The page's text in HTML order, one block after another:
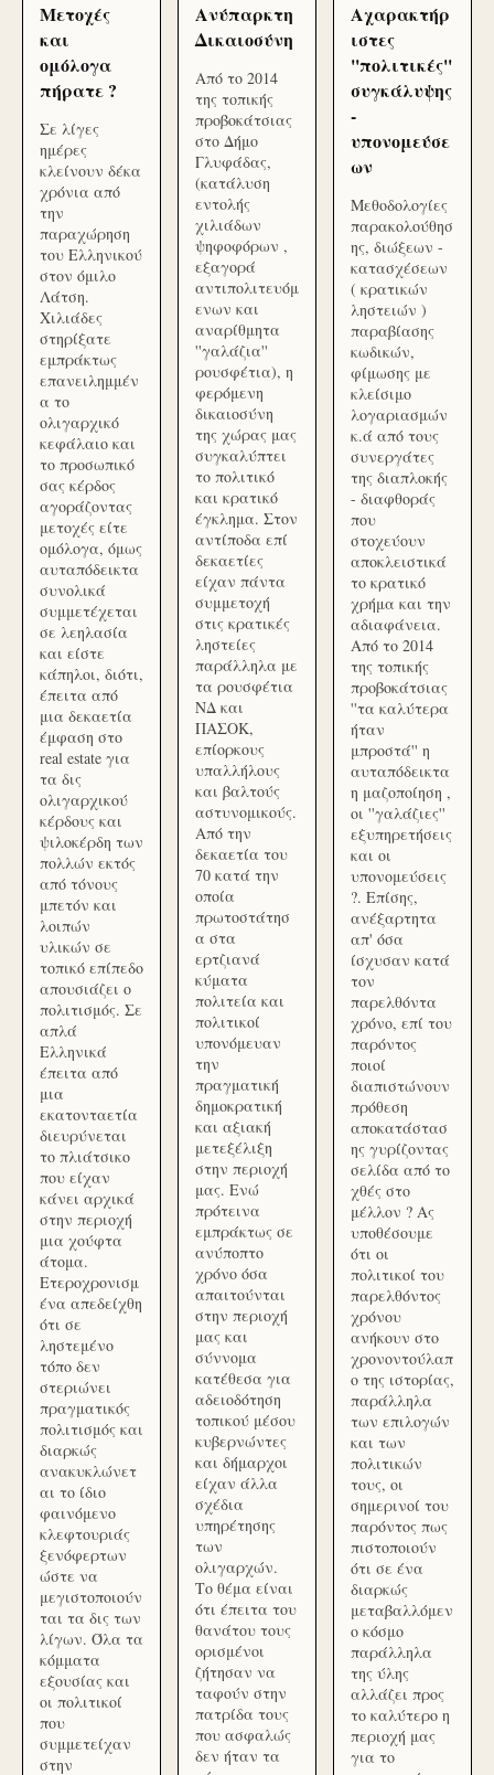
Μετοχές
και
ομόλογα
πήρατε ?
Σε λίγες
ημέρες
κλείνουν δέκα
χρόνια από
την
παραχώρηση
του Ελληνικού
στον όμιλο
Λάτση.
Χιλιάδες
στηρίξατε
εμπράκτως
επανειλημμέν
α το
ολιγαρχικό
κεφάλαιο και
το προσωπικό
σας κέρδος
αγοράζοντας
μετοχές είτε
ομόλογα, όμως
αυταπόδεικτα
συνολικά
συμμετέχεται
σε λεηλασία
και είστε
κάπηλοι, διότι,
έπειτα από
μια δεκαετία
έμφαση στο
real estate για
τα δις
ολιγαρχικού
κέρδους και
ψιλοκέρδη των
πολλών εκτός
από τόνους
μπετόν και
λοιπών
υλικών σε
τοπικό επίπεδο
απουσιάζει ο
πολιτισμός. Σε
απλά
Ελληνικά
έπειτα από
μια
εκατονταετία
διευρύνεται
το πλιάτσικο
που είχαν
κάνει αρχικά
στην περιοχή
μια χούφτα
άτομα.
Ετεροχρονισμ
ένα απεδείχθη
ότι σε
ληστεμένο
τόπο δεν
στεριώνει
πραγματικός
πολιτισμός και
διαρκώς
ανακυκλώνετ
αι το ίδιο
φαινόμενο
κλεφτουριάς
ξενόφερτων
ώστε να
μεγιστοποιούν
ται τα δις των
λίγων. Όλα τα
κόμματα
εξουσίας και
οι πολιτικοί
που
συμμετείχαν
στην
Ανύπαρκτη
Δικαιοσύνη
Από το 2014
της τοπικής
προβοκάτσιας
στο Δήμο
Γλυφάδας,
(κατάλυση
εντολής
χιλιάδων
ψηφοφόρων ,
εξαγορά
αντιπολιτευόμ
ενων και
αναρίθμητα
''γαλάζια''
ρουσφέτια), η
φερόμενη
δικαιοσύνη
της χώρας μας
συγκαλύπτει
το πολιτικό
και κρατικό
έγκλημα. Στον
αντίποδα επί
δεκαετίες
είχαν πάντα
συμμετοχή
στις κρατικές
ληστείες
παράλληλα με
τα ρουσφέτια
ΝΔ και
ΠΑΣΟΚ,
επίορκους
υπαλλήλους
και βαλτούς
αστυνομικούς.
Από την
δεκαετία του
70 κατά την
οποία
πρωτοστάτησ
α στα
ερτζιανά
κύματα
πολιτεία και
πολιτικοί
υπονόμευαν
την
πραγματική
δημοκρατική
και αξιακή
μετεξέλιξη
στην περιοχή
μας. Ενώ
πρότεινα
εμπράκτως σε
ανύποπτο
χρόνο όσα
απαιτούνται
στην περιοχή
μας και
σύννομα
κατέθεσα για
αδειοδότηση
τοπικού μέσου
κυβερνώντες
και δήμαρχοι
είχαν άλλα
σχέδια
υπηρέτησης
των
ολιγαρχών.
Το θέμα είναι
ότι έπειτα του
θανάτου τους
ορισμένοι
ζήτησαν να
ταφούν στην
πατρίδα τους
που ασφαλώς
δεν ήταν τα
Αχαρακτήρ
ιστες
''πολιτικές''
συγκάλυψης
-
υπονομεύσε
ων
Μεθοδολογίες
παρακολούθησ
ης, διώξεων -
κατασχέσεων
( κρατικών
ληστειών )
παραβίασης
κωδικών,
φίμωσης με
κλείσιμο
λογαριασμών
κ.ά από τους
συνεργάτες
της διαπλοκής
- διαφθοράς
που
στοχεύουν
αποκλειστικά
το κρατικό
χρήμα και την
αδιαφάνεια.
Από το 2014
της τοπικής
προβοκάτσιας
''τα καλύτερα
ήταν
μπροστά'' η
αυταπόδεικτα
η μαζοποίηση ,
οι ''γαλάζιες''
εξυπηρετήσεις
και οι
υπονομεύσεις
?. Επίσης,
ανέξαρτητα
απ' όσα
ίσχυσαν κατά
τον
παρελθόντα
χρόνο, επί του
παρόντος
ποιοί
διαπιστώνουν
πρόθεση
αποκατάστασ
ης γυρίζοντας
σελίδα από το
χθές στο
μέλλον ? Ας
υποθέσουμε
ότι οι
πολιτικοί του
παρελθόντος
χρόνου
ανήκουν στο
χρονοντούλαπ
ο της ιστορίας,
παράλληλα
των επιλογών
και των
πολιτικών
τους, οι
σημερινοί του
παρόντος πως
πιστοποιούν
ότι σε ένα
διαρκώς
μεταβαλλόμεν
ο κόσμο
παράλληλα
της ύλης
αλλάζει προς
το καλύτερο η
περιοχή μας
για το